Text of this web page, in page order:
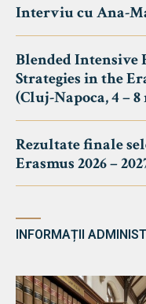
Interviu cu Ana-
Blended Intensive
Strategies in the
(Cluj-Napoca, 4 – 8
Rezultate finale
Erasmus 2026 –
INFORMAȚII